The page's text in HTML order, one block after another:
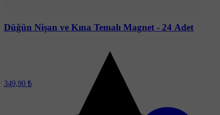
Düğün Nişan ve Kına Temalı Magnet - 24 Adet
349,90 ₺